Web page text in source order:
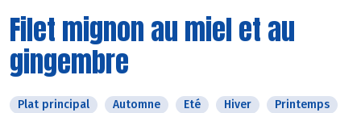
Filet mignon au miel et au
gingembre
Plat principal Automne Eté Hiver Printemps